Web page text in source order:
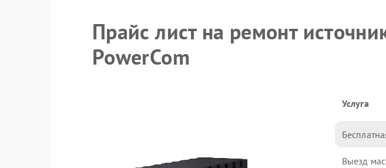
Прайс лист на ремонт
PowerCom
Услуга
Выезд